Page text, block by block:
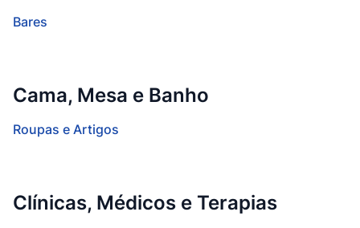
Bares
Cama, Mesa e Banho
Roupas e Artigos
Clínicas, Médicos e Terapias